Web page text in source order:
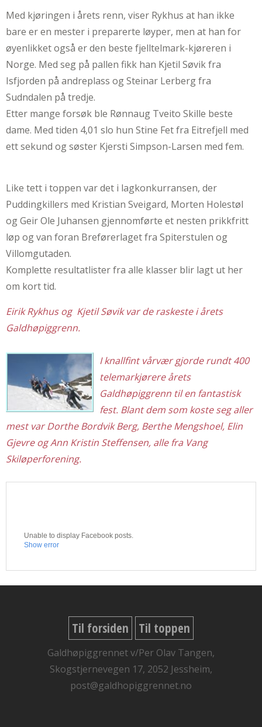
Med kjøringen i årets renn, viser Rykhus at han ikke
bare er en mester i preparerte løyper, men at han for
øyenlikket også er den beste fjelltelmark-kjøreren i
Norge. Med seg på pallen fikk han Kjetil Søvik fra
Isfjorden på andreplass og Steinar Lerberg fra
Sudndalen på tredje.
Etter mange forsøk ble Rønnaug Tveito Skille beste
dame. Med tiden 4,01 slo hun Stine Fet fra Eitrefjell med
ett sekund og søster Kjersti Simpson-Larsen med fem.
Like tett i toppen var det i lagkonkurransen, der
Puddingkillers med Kristian Sveigard, Morten Holestøl
og Geir Ole Juhansen gjennomførte et nesten prikkfritt
løp og van foran Breførerlaget fra Spiterstulen og
Villomgutaden.
Komplette resultatlister fra alle klasser blir lagt ut her
om kort tid.
Eirik Rykhus og Kjetil Søvik var de raskeste i årets
Galdhøpiggrenn.
I knallfint vårvær gjorde rundt 400
telemarkjørere årets
Galdhøpiggrenn til en fantastisk
fest. Blant dem som koste seg aller
mest var Dorthe Bordvik Berg, Berthe Mengshoel, Elin
Gjevre og Ann Kristin Steffensen, alle fra Vang
Skiløperforening.
Unable to display Facebook posts.
Show error
Til forsiden Til toppen
Galdhøpiggrennet v/Per Olav Tangen,
Skogstjernevegen 17, 2052 Jessheim,
post@galdhopiggrennet.no